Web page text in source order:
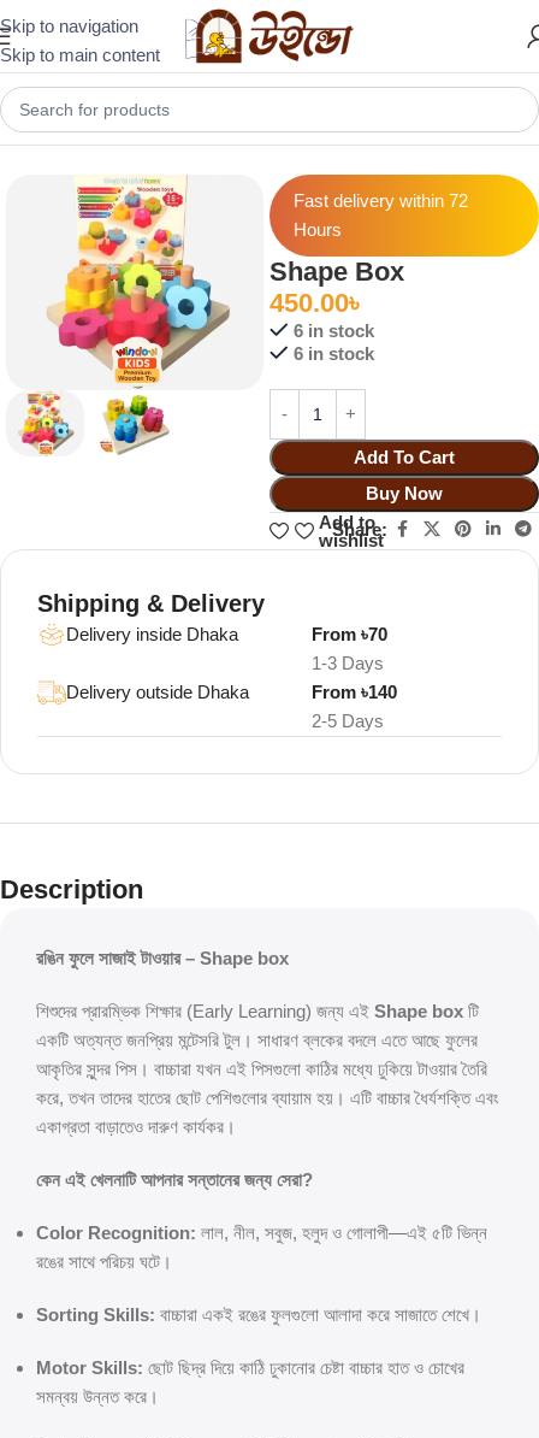
Skip to navigation
Skip to main content
Home Creative Play & Exploration
Fast delivery within 72
Hours
Shape Box
450.00৳
6 in stock
6 in stock
Add To Cart
Buy Now
Add to
wishlist
Share:
Shipping & Delivery
Delivery inside Dhaka
1-3 Days
From ৳70
Delivery outside Dhaka
2-5 Days
From ৳140
Description
রঙিন ফুলে সাজাই টাওয়ার – Shape box
শিশুদের প্রারম্ভিক শিক্ষার (Early Learning) জন্য এই Shape box টি
একটি অত্যন্ত জনপ্রিয় মন্টেসরি টুল। সাধারণ ব্লকের বদলে এতে আছে ফুলের
আকৃতির সুন্দর পিস। বাচ্চারা যখন এই পিসগুলো কাঠির মধ্যে ঢুকিয়ে টাওয়ার তৈরি
করে, তখন তাদের হাতের ছোট পেশিগুলোর ব্যায়াম হয়। এটি বাচ্চার ধৈর্যশক্তি এবং
একাগ্রতা বাড়াতেও দারুণ কার্যকর।
কেন এই খেলনাটি আপনার সন্তানের জন্য সেরা?
Color Recognition: লাল, নীল, সবুজ, হলুদ ও গোলাপী—এই ৫টি ভিন্ন
রঙের সাথে পরিচয় ঘটে।
Sorting Skills: বাচ্চারা একই রঙের ফুলগুলো আলাদা করে সাজাতে শেখে।
Motor Skills: ছোট ছিদ্র দিয়ে কাঠি ঢুকানোর চেষ্টা বাচ্চার হাত ও চোখের
সমন্বয় উন্নত করে।